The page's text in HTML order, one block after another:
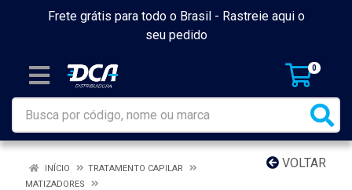
Frete grátis para todo o Brasil - Rastreie aqui o
seu pedido
0
VOLTAR
INÍCIO
TRATAMENTO CAPILAR
MATIZADORES